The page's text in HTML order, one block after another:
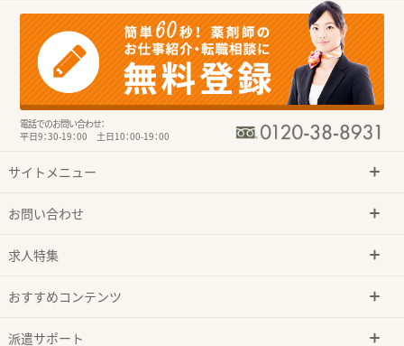
電話でのお問い合わせ：
平日9：30-19：00 土日10：00-19：00
サイトメニュー
お問い合わせ
求人特集
おすすめコンテンツ
派遣サポート